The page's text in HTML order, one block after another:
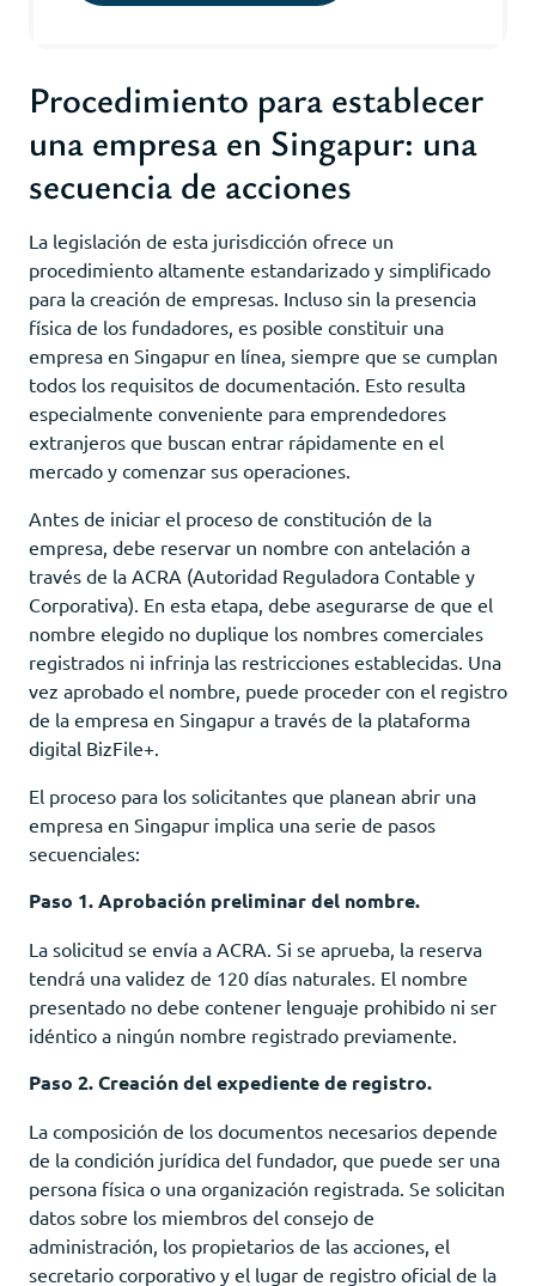
Procedimiento para establecer
una empresa en Singapur: una
secuencia de acciones
La legislación de esta jurisdicción ofrece un
procedimiento altamente estandarizado y simplificado
para la creación de empresas. Incluso sin la presencia
física de los fundadores, es posible constituir una
empresa en Singapur en línea, siempre que se cumplan
todos los requisitos de documentación. Esto resulta
especialmente conveniente para emprendedores
extranjeros que buscan entrar rápidamente en el
mercado y comenzar sus operaciones.
Antes de iniciar el proceso de constitución de la
empresa, debe reservar un nombre con antelación a
través de la ACRA (Autoridad Reguladora Contable y
Corporativa). En esta etapa, debe asegurarse de que el
nombre elegido no duplique los nombres comerciales
registrados ni infrinja las restricciones establecidas. Una
vez aprobado el nombre, puede proceder con el registro
de la empresa en Singapur a través de la plataforma
digital BizFile+.
El proceso para los solicitantes que planean abrir una
empresa en Singapur implica una serie de pasos
secuenciales:
Paso 1. Aprobación preliminar del nombre.
La solicitud se envía a ACRA. Si se aprueba, la reserva
tendrá una validez de 120 días naturales. El nombre
presentado no debe contener lenguaje prohibido ni ser
idéntico a ningún nombre registrado previamente.
Paso 2. Creación del expediente de registro.
La composición de los documentos necesarios depende
de la condición jurídica del fundador, que puede ser una
persona física o una organización registrada. Se solicitan
datos sobre los miembros del consejo de
administración, los propietarios de las acciones, el
secretario corporativo y el lugar de registro oficial de la